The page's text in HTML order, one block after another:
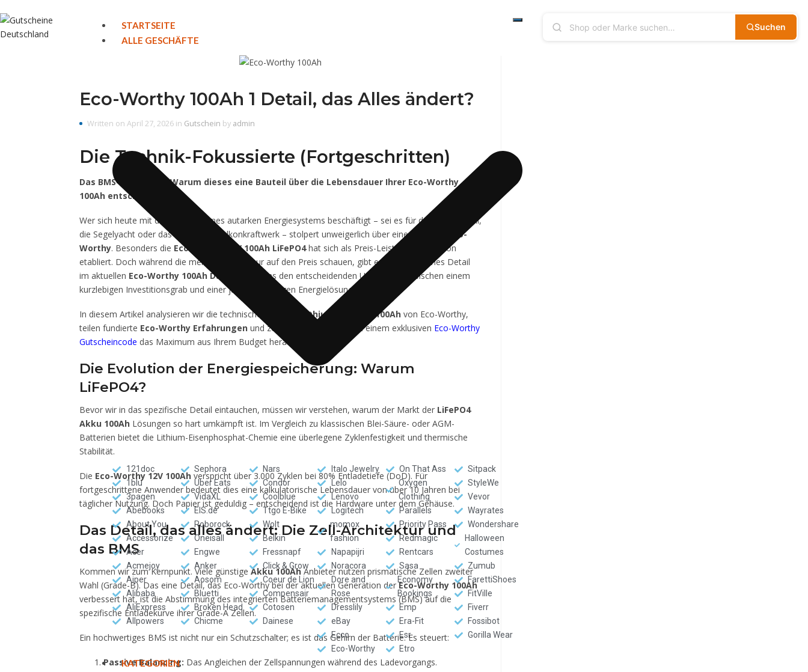
STARTSEITE
ALLE GESCHÄFTE
121doc
1blu
3pagen
Abebooks
About You
Accessorize
Acer
Acmejoy
Aiper
Alibaba
AliExpress
Allpowers
Sephora
Uber Eats
VidaXL
EIS.de
Roborock
Oneisall
Engwe
Anker
Aosom
Bluetti
Broken Head
Chicme
Nars
Condor
Coolblue
Ttgo E-Bike
Wolt
Belkin
Fressnapf
Click & Grow
Coeur de Lion
Compensair
Cotosen
Dainese
Italo Jewelry
Lelo
Lenovo
Logitech
momox
fashion
Napapijri
Noracora
Dore and
Rose
Dresslily
eBay
Ecco
Eco-Worthy
On That Ass
Oxygen
Clothing
Parallels
Priority Pass
Redmagic
Rentcars
Sasa
Economy
Bookings
Emp
Era-Fit
Esr
Etro
Sitpack
StyleWe
Vevor
Wayrates
Wondershare
Halloween
Costumes
Zumub
FarettiShoes
FitVille
Fiverr
Fossibot
Gorilla Wear
KATEGORIEN
Suchen
Eco-Worthy 100Ah 1 Detail, das Alles ändert?
Written on April 27, 2026 in Gutschein by admin
Die Technik-Fokussierte (Fortgeschritten)
Das BMS-Geheimnis: Warum dieses eine Bauteil über die Lebensdauer Ihrer Eco-Worthy
100Ah entscheidet
Wer sich heute mit dem Aufbau eines autarken Energiesystems beschäftigt – sei es für das Wohnmobil,
die Segelyacht oder das heimische Balkonkraftwerk – stolpert unweigerlich über einen Namen:
Eco-
Worthy. Besonders die Eco-Worthy 12V 100Ah LiFePO4hat sich als Preis-Leistungs-Champion
etabliert. Doch während die meisten Nutzer nur auf den Preis schauen, gibt es ein technisches Detail
im aktuellen Eco-Worthy 100Ah Datenblatt
, das den entscheidenden Unterschied zwischen einem
kurzlebigen Investitionsgrab und einer jahrzehntelangen Energielösung macht.
In diesem Artikel analysieren wir die technische Tiefe der Lithium Batterie 100Ah von Eco-Worthy,
teilen fundierte Eco-Worthy Erfahrungen und zeigen Ihnen, wie Sie mit einem exklusiven Eco-Worthy
Gutscheincode das Maximum aus Ihrem Budget herausholen.
Die Evolution der Energiespeicherung: Warum
LiFePO4?
Bevor wir in das spezifische Detail eintauchen, müssen wir verstehen, warum der Markt der LiFePO4
Akku 100Ah Lösungen so hart umkämpft ist. Im Vergleich zu klassischen Blei-Säure- oder AGM-
Batterien bietet die Lithium-Eisenphosphat-Chemie eine überlegene Zyklenfestigkeit und thermische
Stabilität.
Die Eco-Worthy 12V 100Ah verspricht über 3.000 Zyklen bei 80% Entladetiefe (DoD). Für
fortgeschrittene Anwender bedeutet dies eine kalkulatorische Lebensdauer von über 10 Jahren bei
täglicher Nutzung. Doch Papier ist geduldig – entscheidend ist die Hardware unter dem Gehäuse.
Das Detail, das alles ändert: Die Zell-Architektur und
das BMS
Kommen wir zum Kernpunkt. Viele günstigeAkku 100AhAnbieter nutzen prismatische Zellen zweiter
Wahl (Grade-B). Das eine Detail, das Eco-Worthy bei der aktuellen Generation derEco-Worthy 100Ah
verbessert hat, ist die Abstimmung des integrierten Batteriemanagementsystems (BMS) auf die
spezifische Entladekurve ihrer Grade-A Zellen.
Ein hochwertiges BMS ist nicht nur ein Schutzschalter; es ist das Gehirn der Batterie. Es steuert:
Passive Balancing: Das Angleichen der Zellspannungen während des Ladevorgangs.